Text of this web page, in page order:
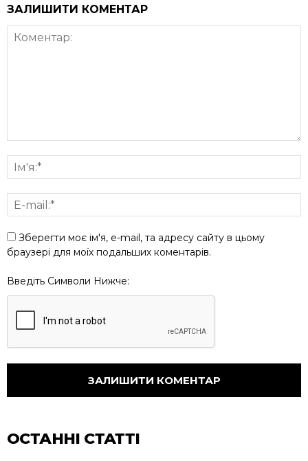
ЗАЛИШИТИ КОМЕНТАР
Зберегти моє ім'я, e-mail, та адресу сайту в цьому
браузері для моїх подальших коментарів.
Введіть Символи Нижче:
ОСТАННІ СТАТТІ